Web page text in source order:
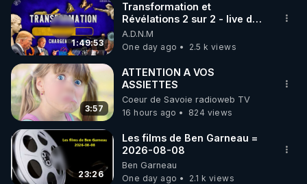
1:49:53
Transformation et
Révélations 2 sur 2 - live du
07/08/26
A.D.N.M
One day ago
2.5 k views
3:57
ATTENTION A VOS
ASSIETTES
Coeur de Savoie radioweb TV
16 hours ago
824 views
23:26
Les films de Ben Garneau =
2026-08-08
Ben Garneau
One day ago
2.1 k views